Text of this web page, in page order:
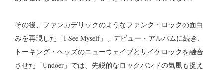
その後、ファンカデリックのようなファンク・ロックの面白
みを再現した「I See Myself」、デビュー・アルバムに続き、
トーキング・ヘッズのニューウェイブとサイケロックを融合
させた「Undoer」では、先鋭的なロックバンドの気風も捉え